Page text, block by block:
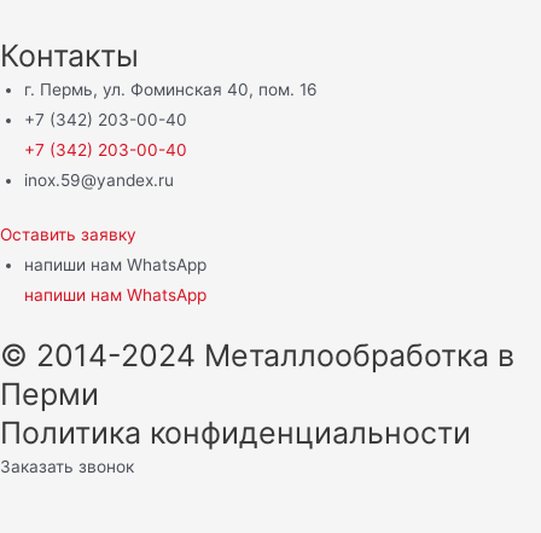
Контакты
г. Пермь, ул. Фоминская 40, пом. 16
+7 (342) 203-00-40
+7 (342) 203-00-40
inox.59@yandex.ru
Оставить заявку
напиши нам WhatsApp
напиши нам WhatsApp
© 2014-2024 Металлообработка в
Перми
Политика конфиденциальности
Заказать звонок